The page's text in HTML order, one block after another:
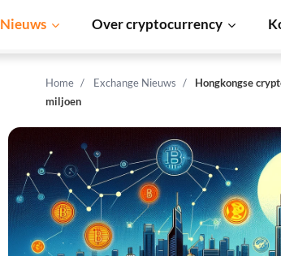
Nieuws Over cryptocurrency
Home Exchange Nieuws
Hongkongse
miljoen